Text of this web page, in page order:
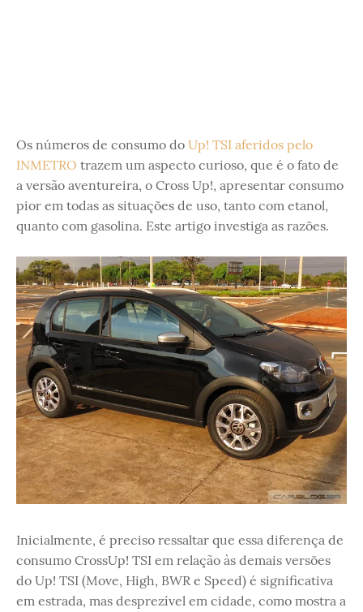
Os números de consumo do Up! TSI aferidos pelo
INMETRO trazem um aspecto curioso, que é o fato de
a versão aventureira, o Cross Up!, apresentar consumo
pior em todas as situações de uso, tanto com etanol,
quanto com gasolina. Este artigo investiga as razões.
Inicialmente, é preciso ressaltar que essa diferença de
consumo CrossUp! TSI em relação às demais versões
do Up! TSI (Move, High, BWR e Speed) é significativa
em estrada, mas desprezível em cidade, como mostra a